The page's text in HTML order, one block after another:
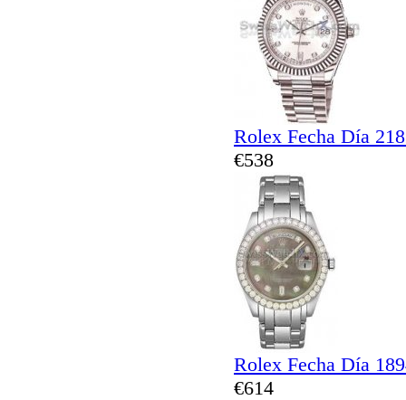
Rolex Fecha Día
€538
Rolex Fecha Día
€614